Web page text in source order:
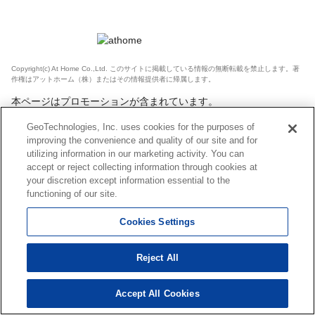
Copyright(c) At Home Co.,Ltd. このサイトに掲載している情報の無断転載を禁止します。著
作権はアットホーム（株）またはその情報提供者に帰属します。
本ページはプロモーションが含まれています。
GeoTechnologies, Inc. uses cookies for the purposes of
improving the convenience and quality of our site and for
utilizing information in our marketing activity. You can
accept or reject collecting information through cookies at
your discretion except information essential to the
functioning of our site.
Cookies Settings
Reject All
Accept All Cookies